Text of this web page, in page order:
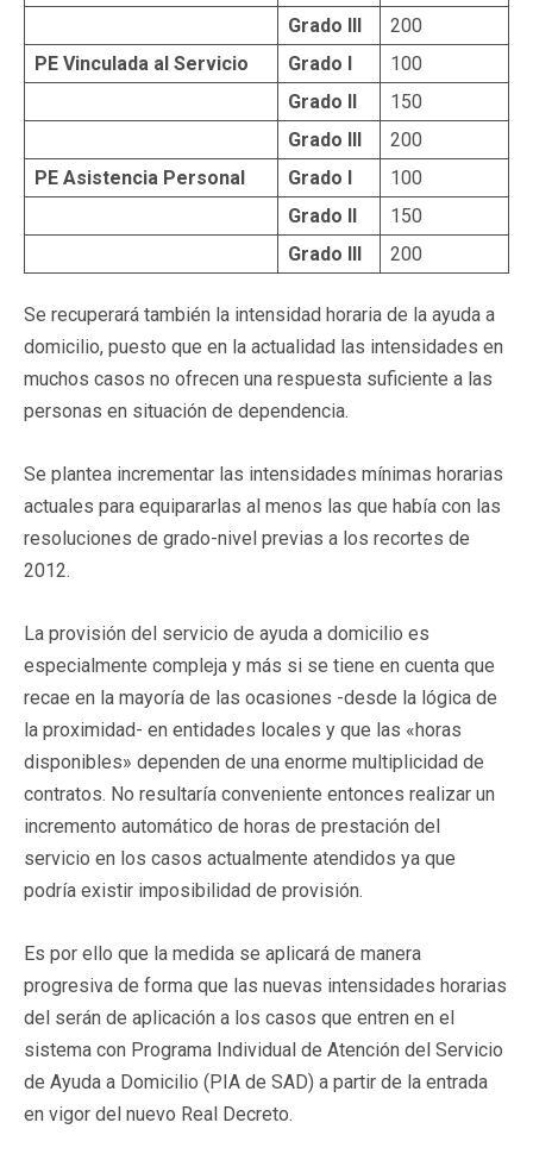
Grado III
200
PE Vinculada al Servicio
Grado I
100
Grado II
150
Grado III
200
PE Asistencia Personal
Grado I
100
Grado II
150
Grado III
200
Se recuperará también la intensidad horaria de la ayuda a
domicilio, puesto que en la actualidad las intensidades en
muchos casos no ofrecen una respuesta suficiente a las
personas en situación de dependencia.
Se plantea incrementar las intensidades mínimas horarias
actuales para equipararlas al menos las que había con las
resoluciones de grado-nivel previas a los recortes de
2012.
La provisión del servicio de ayuda a domicilio es
especialmente compleja y más si se tiene en cuenta que
recae en la mayoría de las ocasiones -desde la lógica de
la proximidad- en entidades locales y que las «horas
disponibles» dependen de una enorme multiplicidad de
contratos. No resultaría conveniente entonces realizar un
incremento automático de horas de prestación del
servicio en los casos actualmente atendidos ya que
podría existir imposibilidad de provisión.
Es por ello que la medida se aplicará de manera
progresiva de forma que las nuevas intensidades horarias
del serán de aplicación a los casos que entren en el
sistema con Programa Individual de Atención del Servicio
de Ayuda a Domicilio (PIA de SAD) a partir de la entrada
en vigor del nuevo Real Decreto.